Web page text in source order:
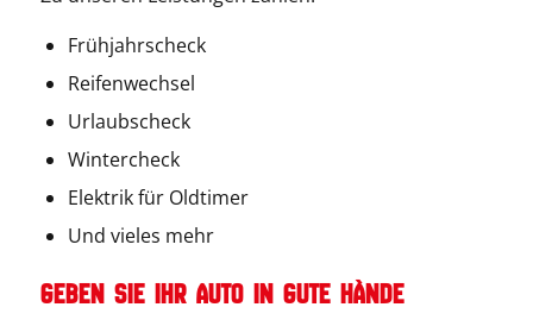
Frühjahrscheck
Reifenwechsel
Urlaubscheck
Wintercheck
Elektrik für Oldtimer
Und vieles mehr
Geben Sie Ihr Auto in gute Hände